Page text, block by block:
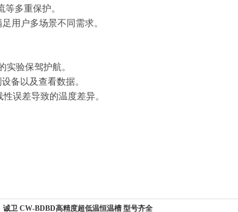
多重保护。
用户多场景不同需求。
实验保驾护航。
备以及查看数据。
误差导致的温度差异。
诚卫 CW-BDBD高精度超低温恒温槽 型号齐全